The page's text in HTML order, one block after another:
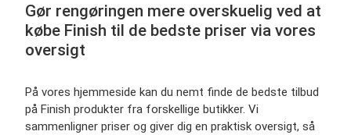
Gør rengøringen mere overskuelig ved at
købe Finish til de bedste priser via vores
oversigt
På vores hjemmeside kan du nemt finde de bedste tilbud
på Finish produkter fra forskellige butikker. Vi
sammenligner priser og giver dig en praktisk oversigt, så